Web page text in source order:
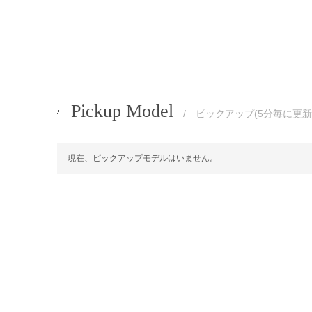
Pickup Model / ピックアップ(5分毎に更
現在、ピックアップモデルはいません。